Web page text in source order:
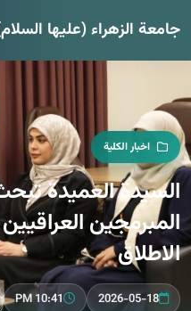
جامعة الزهراء (عليها
اخبار الكلية
السيدة العميدة
المبرمجين
الاطلاق
2026-05-18
10:41 PM